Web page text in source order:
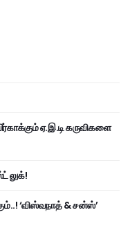
ஏ.இ.டி கருவிகளை
லுக்!
‘விஸ்வநாத் & சன்ஸ்’